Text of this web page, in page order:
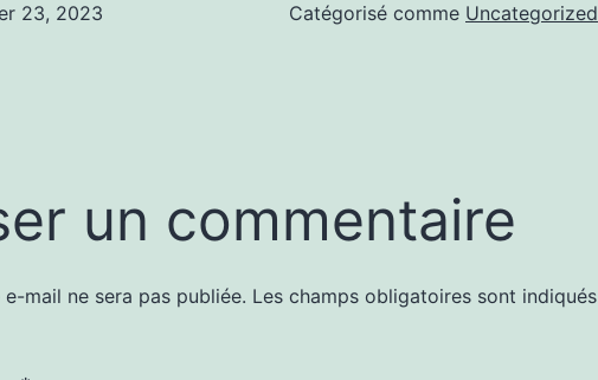
23, 2023
Catégorisé comme Uncategorized
un commentaire
mail ne sera pas publiée. Les champs obligatoires sont indiqués